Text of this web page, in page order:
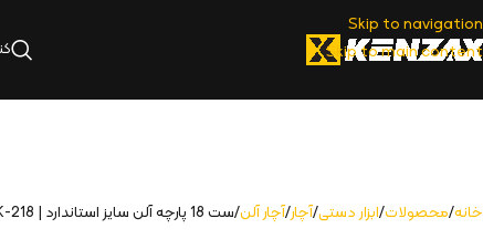
Skip to navigation
Skip to main content
خانه محصولات ابزار دستی آچار آچار آلن ست 18 پارچه آلن سایز استاندارد | KSK-218